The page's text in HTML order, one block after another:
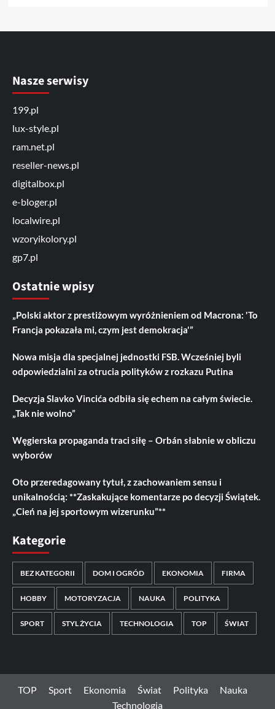
Nasze serwisy
199.pl
lux-style.pl
ram.net.pl
reseller-news.pl
digitalbox.pl
e-bloger.pl
localwire.pl
wzoryikolory.pl
gp7.pl
Ostatnie wpisy
„Polski aktor z prestiżowym wyróżnieniem od Macrona: 'To
Francja pokazała mi, czym jest demokracja'”
Nowa misja dla specjalnej jednostki FSB. Wcześniej byli
odpowiedzialni za otrucia polityków z rozkazu Putina
Decyzja Slavko Vincića odbiła się echem na całym świecie.
„Tak nie wolno”
Węgierska propaganda traci siłę – Orbán słabnie w obliczu
wyborów
Oto przeredagowany tytuł, z zachowaniem sensu i
unikalnością: **Zaskakujące komentarze po decyzji Świątek.
„Cień na jej sportowym wizerunku”**
Kategorie
BEZ KATEGORII DOM I OGRÓD EKONOMIA FIRMA
HOBBY MOTORYZACJA NAUKA POLITYKA
SPORT STYL ŻYCIA TECHNOLOGIA TOP ŚWIAT
TOP Sport Ekonomia Świat Polityka
Nauka
Technologia